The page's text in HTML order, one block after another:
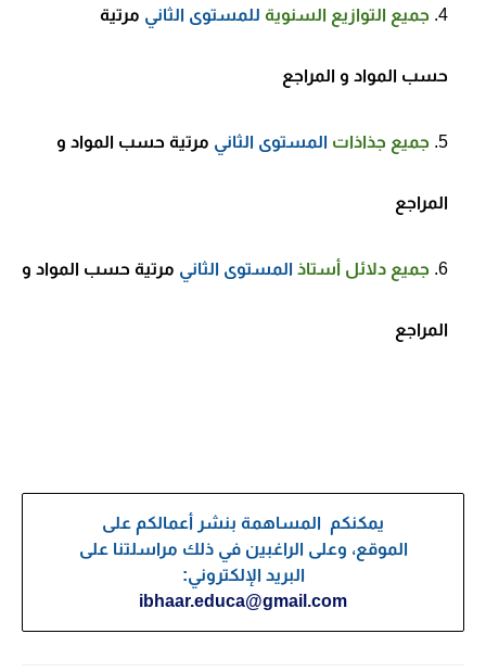
جميع التوازيع السنوية للمستوى الثاني مرتية
حسب المواد و المراجع
جميع جذاذات المستوى الثاني مرتية حسب المواد و
المراجع
جميع دلائل أستاذ المستوى الثاني مرتية حسب المواد و
المراجع
يمكنكم المساهمة بنشر أعمالكم على
الموقع، وعلى الراغبين في ذلك مراسلتنا على
البريد الإلكتروني:
ibhaar.educa@gmail.com